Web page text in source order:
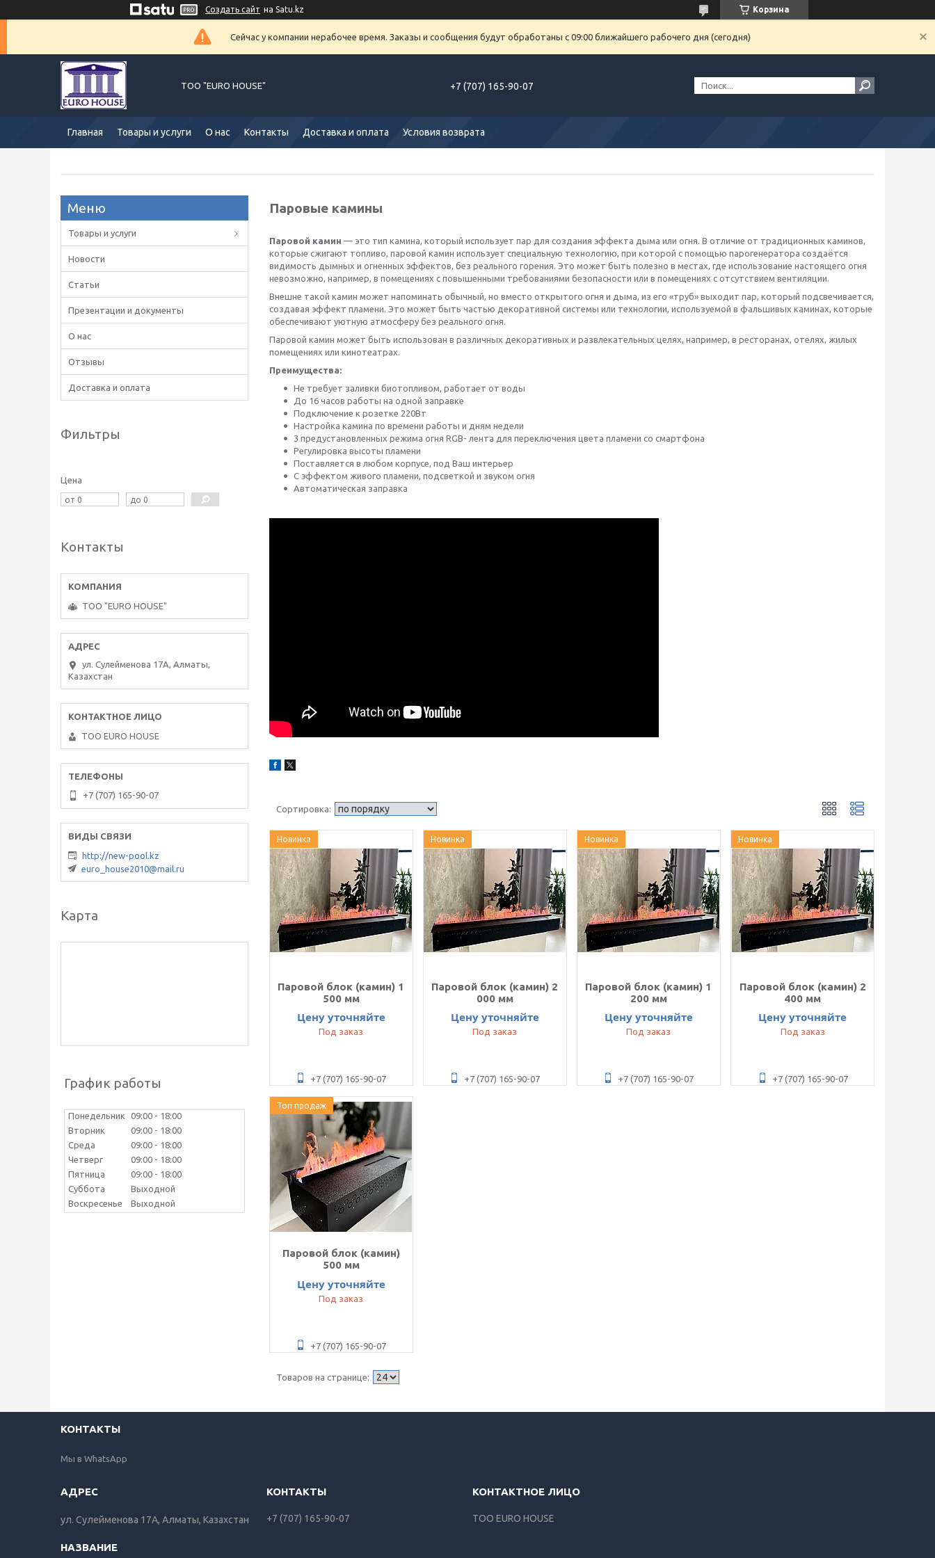
Создать сайт на Satu.kz Корзина
Сейчас у компании нерабочее время. Заказы и сообщения будут обработаны с 09:00 ближайшего рабочего дня (сегодня)
ТОО "EURO HOUSE" +7 (707) 165-90-07
Главная Товары и услуги О нас Контакты Доставка и оплата Условия возврата
Паровые камины
Паровой камин — это тип камина, который использует пар для создания эффекта дыма или огня. В отличие от традиционных каминов,
которые сжигают топливо, паровой камин использует специальную технологию, при которой с помощью парогенератора создаётся
видимость дымных и огненных эффектов, без реального горения. Это может быть полезно в местах, где использование настоящего огня
невозможно, например, в помещениях с повышенными требованиями безопасности или в помещениях с отсутствием вентиляции.
Внешне такой камин может напоминать обычный, но вместо открытого огня и дыма, из его «труб» выходит пар, который подсвечивается,
создавая эффект пламени. Это может быть частью декоративной системы или технологии, используемой в фальшивых каминах, которые
обеспечивают уютную атмосферу без реального огня.
Паровой камин может быть использован в различных декоративных и развлекательных целях, например, в ресторанах, отелях, жилых
помещениях или кинотеатрах.
Преимущества:
Не требует заливки биотопливом, работает от воды
До 16 часов работы на одной заправке
Подключение к розетке 220Вт
Настройка камина по времени работы и дням недели
3 предустановленных режима огня RGB- лента для переключения цвета пламени со смартфона
Регулировка высоты пламени
Поставляется в любом корпусе, под Ваш интерьер
С эффектом живого пламени, подсветкой и звуком огня
Автоматическая заправка
Новинка
Паровой блок (камин) 1
500 мм
Цену уточняйте
Под заказ
+7 (707) 165-90-07
Новинка
Паровой блок (камин) 2
000 мм
Цену уточняйте
Под заказ
+7 (707) 165-90-07
Новинка
Паровой блок (камин) 1
200 мм
Цену уточняйте
Под заказ
+7 (707) 165-90-07
Новинка
Паровой блок (камин) 2
400 мм
Цену уточняйте
Под заказ
+7 (707) 165-90-07
Топ продаж
Паровой блок (камин)
500 мм
Цену уточняйте
Под заказ
+7 (707) 165-90-07
Товары и услуги
Новости
Статьи
Презентации и документы
О нас
Отзывы
Доставка и оплата
Фильтры
Цена
Контакты
ТОО "EURO HOUSE"
ул. Сулейменова 17А, Алматы,
Казахстан
ТОО EURO HOUSE
+7 (707) 165-90-07
http://new-pool.kz
euro_house2010@mail.ru
Карта
График работы
Понедельник 09:00
18:00
Вторник
09:00
18:00
Среда
09:00
18:00
Четверг
09:00
18:00
Пятница
09:00
18:00
Суббота
Выходной
Воскресенье
Выходной
КОНТАКТЫ
Мы в WhatsApp
ул. Сулейменова 17А, Алматы, Казахстан +7 (707) 165-90-07 ТОО EURO HOUSE